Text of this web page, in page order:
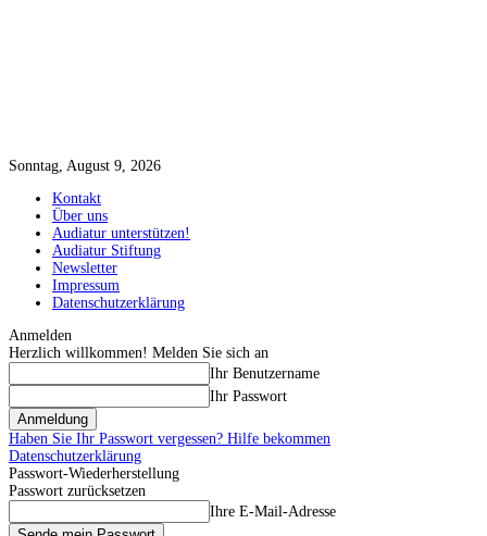
Sonntag, August 9, 2026
Kontakt
Über uns
Audiatur unterstützen!
Audiatur Stiftung
Newsletter
Impressum
Datenschutzerklärung
Anmelden
Herzlich willkommen! Melden Sie sich an
Ihr Benutzername
Ihr Passwort
Haben Sie Ihr Passwort vergessen? Hilfe bekommen
Datenschutzerklärung
Passwort-Wiederherstellung
Passwort zurücksetzen
Ihre E-Mail-Adresse